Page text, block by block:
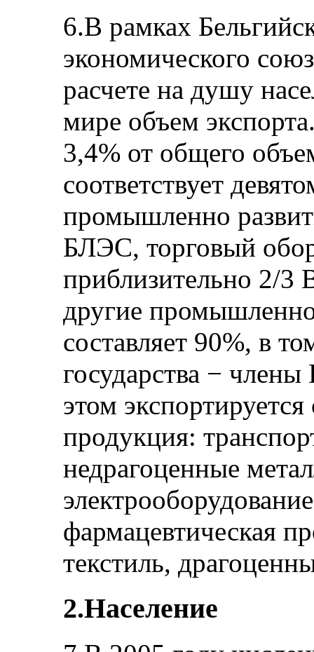
6.В рамках
экономического
расчете на душу
мире объем
3,4% от общего
соответствует
промышленно
БЛЭС, торговый
приблизительно 2/3
другие
составляет 90%, в
государства −
этом
продукция:
недрагоценные
фармацевтическая
текстиль,
2.Население